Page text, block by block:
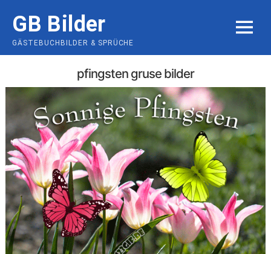
content
GB Bilder
GÄSTEBUCHBILDER & SPRÜCHE
MENU
pfingsten gruse bilder